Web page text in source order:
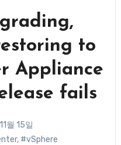
to
Appliance
fails
월 15일
, #vSphere